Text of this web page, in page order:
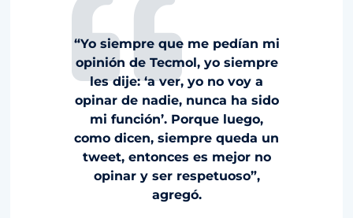
“Yo siempre que me pedían mi
opinión de Tecmol, yo siempre
les dije: ‘a ver, yo no voy a
opinar de nadie, nunca ha sido
mi función’. Porque luego,
como dicen, siempre queda un
tweet, entonces es mejor no
opinar y ser respetuoso”,
agregó.